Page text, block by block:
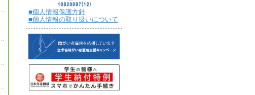
■個人情報保護方針
■個人情報の取り扱いについて